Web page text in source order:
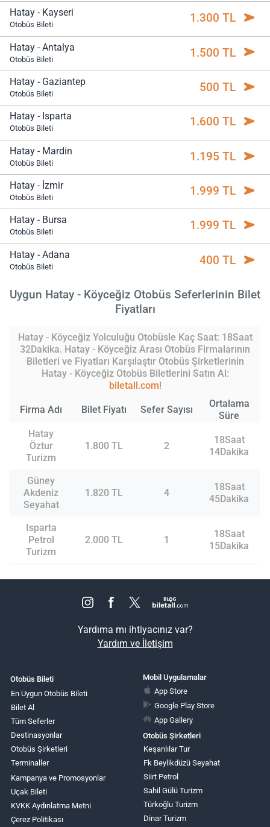
Hatay - Kayseri
Otobüs Bileti 1.300 TL
Hatay - Antalya
Otobüs Bileti 1.500 TL
Hatay - Gaziantep
Otobüs Bileti 500 TL
Hatay - Isparta
Otobüs Bileti 1.600 TL
Hatay - Mardin
Otobüs Bileti 1.195 TL
Hatay - İzmir
Otobüs Bileti 1.999 TL
Hatay - Bursa
Otobüs Bileti 1.999 TL
Hatay - Adana
Otobüs Bileti 400 TL
Uygun Hatay - Köyceğiz Otobüs Seferlerinin Bilet
Fiyatları
Hatay - Köyceğiz Yolculuğu Otobüsle Kaç Saat: 18Saat
32Dakika. Hatay - Köyceğiz Arası Otobüs Firmalarının
Biletleri ve Fiyatları Karşılaştır Otobüs Şirketlerinin
Hatay - Köyceğiz Otobüs Biletlerini Satın Al:
biletall.com!
Firma Adı Bilet Fiyatı Sefer Sayısı
Ortalama
Süre
Hatay
Öztur
Turizm
1.800 TL 2
18Saat
14Dakika
Güney
Akdeniz
Seyahat
1.820 TL 4
18Saat
45Dakika
Isparta
Petrol
Turizm
2.000 TL 1
18Saat
15Dakika
Yardıma mı ihtiyacınız var?
Yardım ve İletişim
Otobüs Bileti
En Uygun Otobüs Bileti
Bilet Al
Tüm Seferler
Destinasyonlar
Otobüs Şirketleri
Terminaller
Kampanya ve Promosyonlar
Uçak Bileti
KVKK Aydınlatma Metni
Çerez Politikası
Mobil Uygulamalar
App Store
Google Play Store
App Gallery
Otobüs Şirketleri
Keşanlılar Tur
Fk Beylikdüzü Seyahat
Siirt Petrol
Sahil Gülü Turizm
Türkoğlu Turizm
Dinar Turizm